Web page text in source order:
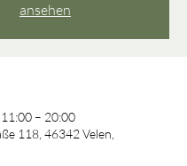
ansehen
– 20:00
118, 46342 Velen,